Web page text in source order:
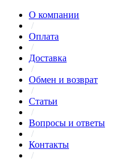
О компании
/
Оплата
/
Доставка
/
Обмен и возврат
/
Статьи
/
Вопросы и ответы
/
Контакты
/